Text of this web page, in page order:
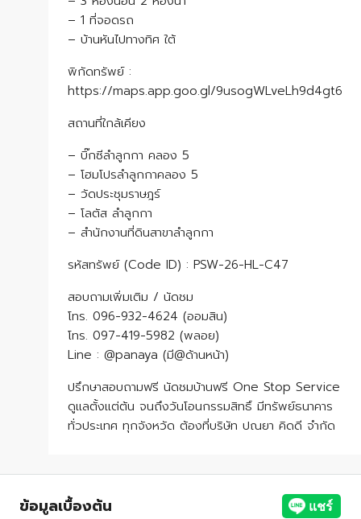
– 1 ที่จอดรถ
– บ้านหันไปทางทิศ ใต้
พิกัดทรัพย์ :
https://maps.app.goo.gl/9usogWLveLh9d4gt6
สถานที่ใกล้เคียง
– บิ๊กซีลำลูกกา คลอง 5
– โฮมโปรลำลูกกาคลอง 5
– วัดประชุมราษฎร์
– โลตัส ลำลูกกา
– สำนักงานที่ดินสาขาลำลูกกา
รหัสทรัพย์ (Code ID) : PSW-26-HL-C47
สอบถามเพิ่มเติม / นัดชม
โทร. 096-932-4624 (ออมสิน)
โทร. 097-419-5982 (พลอย)
Line : @panaya (มี@ด้านหน้า)
ปรึกษาสอบถามฟรี นัดชมบ้านฟรี One Stop Service
ดูแลตั้งแต่ต้น จนถึงวันโอนกรรมสิทธิ์ มีทรัพย์ธนาคาร
ทั่วประเทศ ทุกจังหวัด ต้องที่บริษัท ปณยา คิดดี จำกัด
ข้อมูลเบื้องต้น